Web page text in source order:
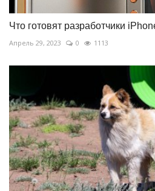
Что готовят разработчики
Апрель 29, 2023 0 1113